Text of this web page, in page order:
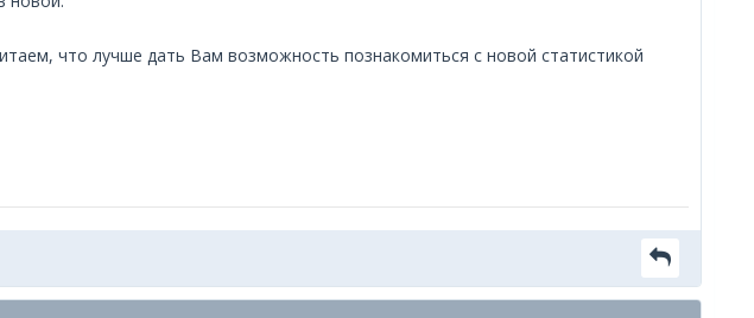
что лучше дать Вам возможность познакомиться с новой статистикой